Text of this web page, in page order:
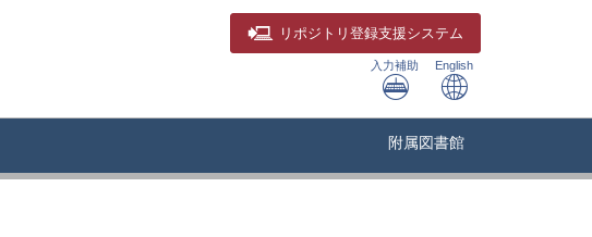
リポジトリ 登録支援システム
入力補助 English
附属図書館